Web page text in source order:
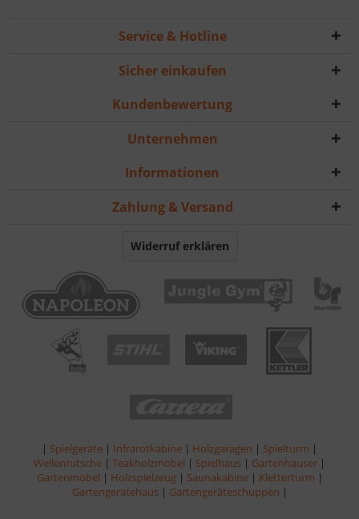
Service & Hotline
Sicher einkaufen
Kundenbewertung
Unternehmen
Informationen
Zahlung & Versand
Widerruf erklären
| Spielgeräte | Infrarotkabine | Holzgaragen | Spielturm |
Wellenrutsche | Teakholzmöbel | Spielhaus | Gartenhäuser |
Gartenmöbel | Holzspielzeug | Saunakabine | Kletterturm |
Gartengerätehaus | Gartengeräteschuppen |